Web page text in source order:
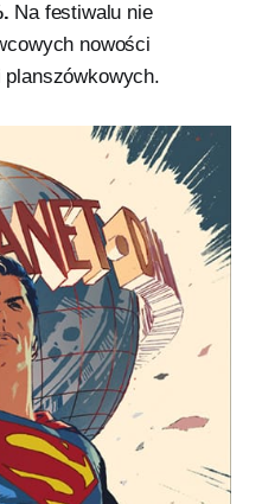
Na festiwalu nie
nowości